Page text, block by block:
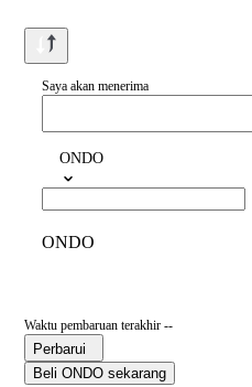
Saya akan menerima
ONDO
ONDO
Waktu pembaruan terakhir --
Perbarui
Beli ONDO sekarang